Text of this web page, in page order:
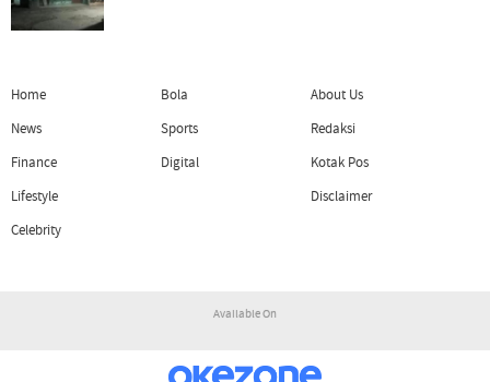
Home
News
Finance
Lifestyle
Celebrity
Bola
Sports
Digital
About Us
Redaksi
Kotak Pos
Disclaimer
Available On